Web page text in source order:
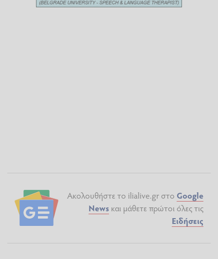
Ακολουθήστε το ilialive.gr στο Google
News και μάθετε πρώτοι όλες τις
Ειδήσεις